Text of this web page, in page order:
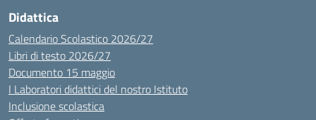
Didattica
Calendario Scolastico 2026/27
Libri di testo 2026/27
Documento 15 maggio
I Laboratori didattici del nostro Istituto
Inclusione scolastica